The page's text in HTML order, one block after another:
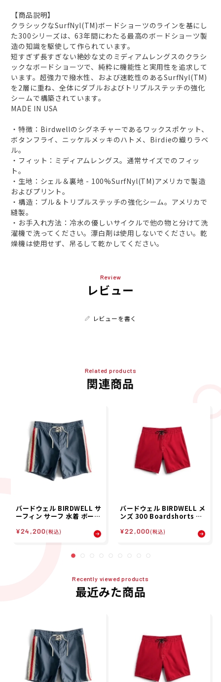
【商品説明】
クラシックなSurfNyl(TM)ボードショーツのラインを基にし
た300シリーズは、63年間にわたる最高のボードショーツ製
造の知識を駆使して作られています。
短すぎず長すぎない絶妙な丈のミディアムレングスのクラシ
ックなボードショーツで、純粋に機能性と実用性を追求して
います。超強力で撥水性、および速乾性のあるSurfNyl(TM)
を2層に重ね、全体にダブルおよびトリプルステッチの強化
シームで構築されています。
MADE IN USA
・特徴：Birdwellのシグネチャーであるワックスポケット、
ボタンフライ、ニッケルメッキのハトメ、Birdieの織りラベ
ル。
・フィット：ミディアムレングス。通常サイズでのフィッ
ト。
・生地：シェル＆裏地 - 100%SurfNyl(TM)アメリカで製造
およびプリント。
・構造：ブル＆トリプルステッチの強化シーム。アメリカで
縫製。
・お手入れ方法：冷水の優しいサイクルで他の物と分けて洗
濯機で洗ってください。漂白剤は使用しないでください。乾
燥機は使用せず、吊るして乾かしてください。
Review
レビュー
レビューを書く
Related products
関連商品
バードウェル BIRDWELL サ
ーフィン サーフ 水着 ボード
300 Boardshorts 2BS1-
1063 メンズ 男性 25SU 春
¥24,200 (税込)
バードウェル BIRDWELL メ
ンズ 300 Boardshorts ボ
BS1-0090-RD1 26SP
¥22,000 (税込)
Recently viewed products
最近みた商品